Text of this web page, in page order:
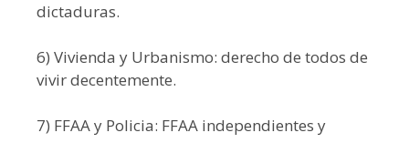
dictaduras.
6) Vivienda y Urbanismo: derecho de todos de
vivir decentemente.
7) FFAA y Policia: FFAA independientes y